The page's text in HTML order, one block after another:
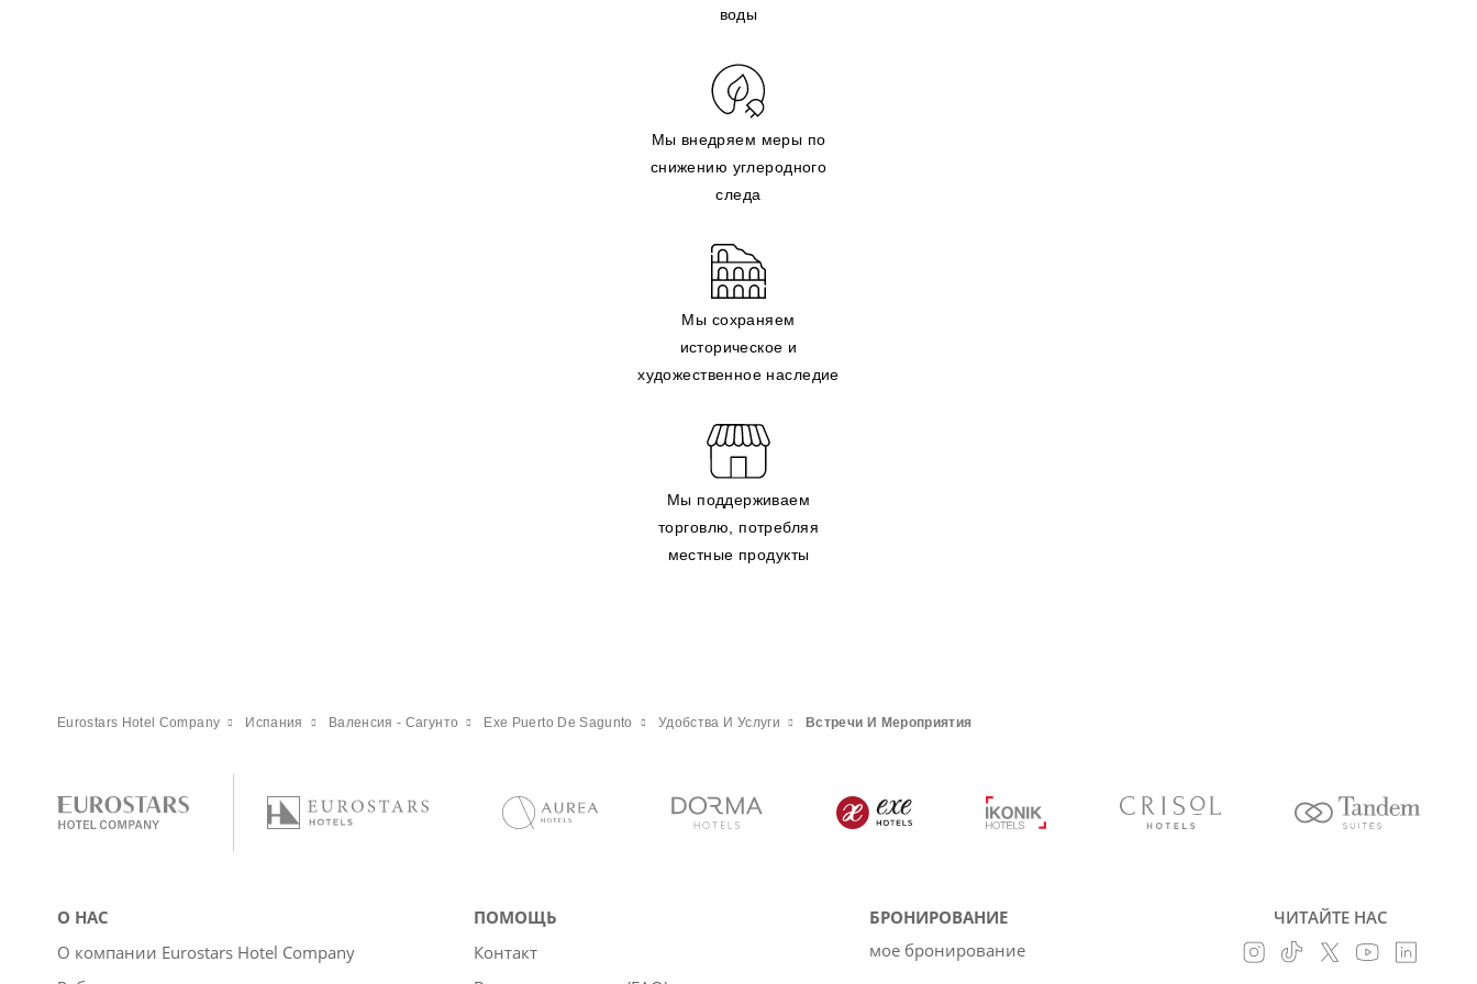
воды
Мы внедряем меры по
снижению углеродного
следа
Мы сохраняем
историческое и
художественное наследие
Мы поддерживаем
торговлю, потребляя
местные продукты
Eurostars Hotel Company Испания Валенсия - Сагунто Exe Puerto De Sagunto Удобства И Услуги Встречи И Мероприятия
О НАС
О компании Eurostars Hotel Company
ПОМОЩЬ
Контакт
БРОНИРОВАНИЕ
мое бронирование
ЧИТАЙТЕ НАС